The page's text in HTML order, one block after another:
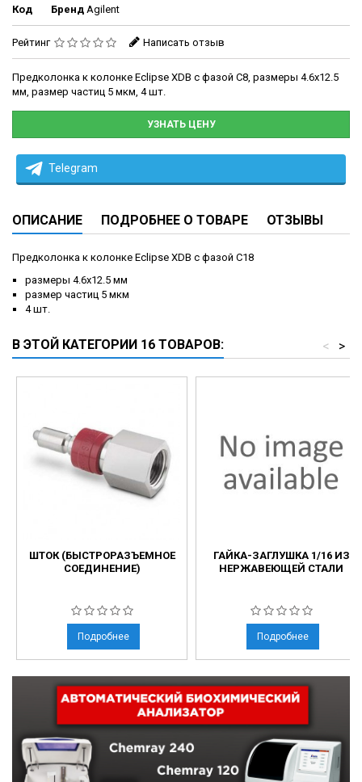
Код Бренд Agilent
Рейтинг Написать отзыв
Предколонка к колонке Eclipse XDB с фазой C8, размеры 4.6x12.5
мм, размер частиц 5 мкм, 4 шт.
УЗНАТЬ ЦЕНУ
Telegram
ОПИСАНИЕ ПОДРОБНЕЕ О ТОВАРЕ ОТЗЫВЫ
Предколонка к колонке Eclipse XDB с фазой C18
размеры 4.6x12.5 мм
размер частиц 5 мкм
4 шт.
В ЭТОЙ КАТЕГОРИИ 16 ТОВАРОВ: >
<
ШТОК (БЫСТРОРАЗЪЕМНОЕ
СОЕДИНЕНИЕ)
Подробнее
ГАЙКА-ЗАГЛУШКА 1/16 ИЗ
НЕРЖАВЕЮЩЕЙ СТАЛИ
Подробнее